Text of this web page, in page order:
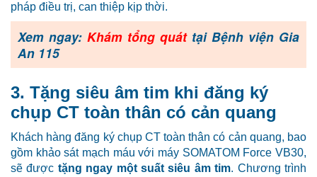
pháp điều trị, can thiệp kịp thời.
Xem ngay: Khám tổng quáttại Bệnh viện Gia
An 115
3. Tặng siêu âm tim khi đăng ký
chụp CT toàn thân có cản quang
Khách hàng đăng ký chụp CT toàn thân có cản quang, bao
gồm khảo sát mạch máu với máy SOMATOM Force VB30,
sẽ được tặng ngay một suất siêu âm tim. Chương trình